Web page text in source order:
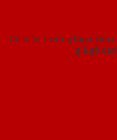
Cô hiệu trưởng lớp mầm
giả gỗ